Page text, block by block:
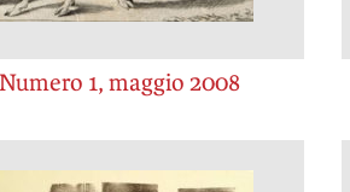
Numero 1, maggio 2008